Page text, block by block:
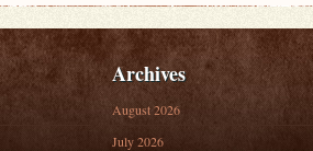
Archives
August 2026
July 2026